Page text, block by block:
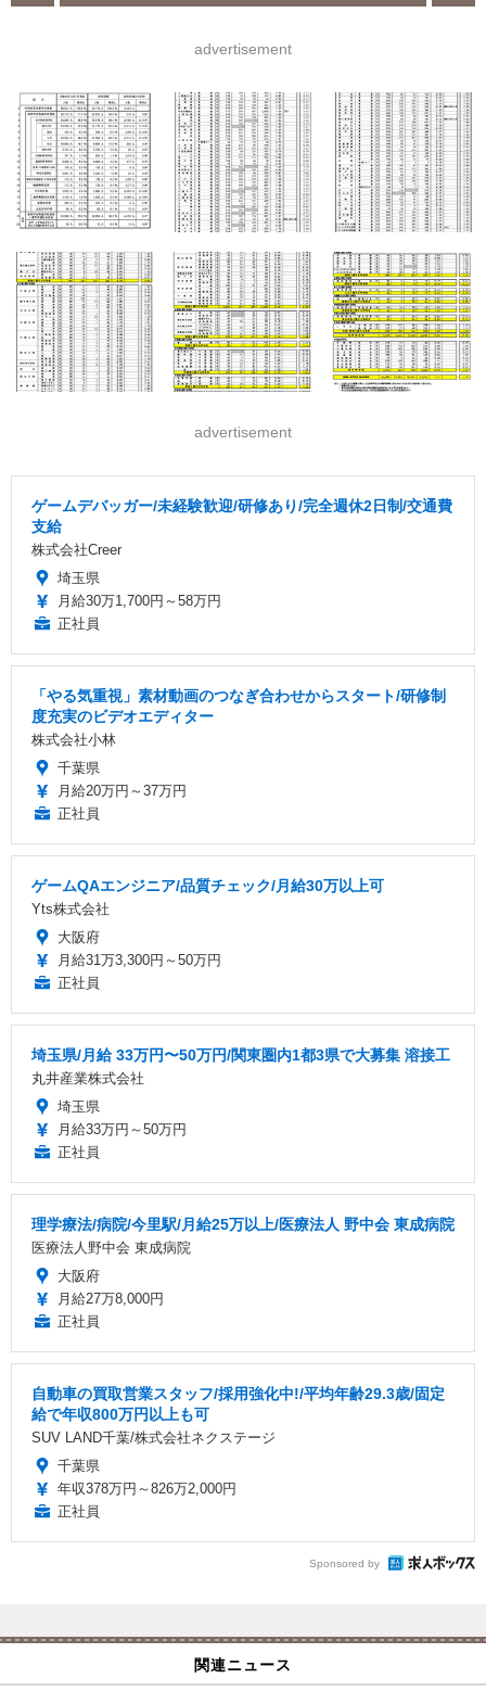
advertisement
advertisement
ゲームデバッガー/未経験歓迎/研修あり/完全週休2日制/交通費
支給
株式会社Creer
埼玉県
月給30万1,700円～58万円
正社員
「やる気重視」素材動画のつなぎ合わせからスタート/研修制
度充実のビデオエディター
株式会社小林
千葉県
月給20万円～37万円
正社員
ゲームQAエンジニア/品質チェック/月給30万以上可
Yts株式会社
大阪府
月給31万3,300円～50万円
正社員
埼玉県/月給 33万円〜50万円/関東圏内1都3県で大募集 溶接工
丸井産業株式会社
埼玉県
月給33万円～50万円
正社員
理学療法/病院/今里駅/月給25万以上/医療法人 野中会 東成病院
医療法人野中会 東成病院
大阪府
月給27万8,000円
正社員
自動車の買取営業スタッフ/採用強化中!/平均年齢29.3歳/固定
給で年収800万円以上も可
SUV LAND千葉/株式会社ネクステージ
千葉県
年収378万円～826万2,000円
正社員
Sponsored by
関連ニュース